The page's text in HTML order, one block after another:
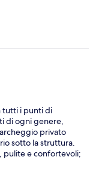
tutti i punti di
di ogni genere,
privato
sotto la struttura.
pulite e confortevoli;
è cortese e